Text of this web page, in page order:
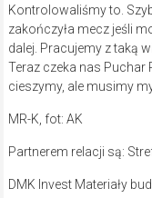
Kontrolowaliśmy to.
zakończyła mecz jeśli
dalej. Pracujemy z taką
Teraz czeka nas Puchar
cieszymy, ale musimy
MR-K, fot: AK
Partnerem relacji są:
DMK Invest Materiały